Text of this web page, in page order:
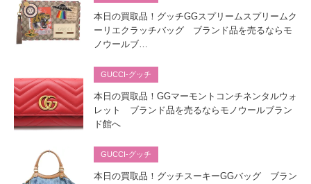
本日の買取品！グッチGGスプリームスプリームク
ーリエクラッチバッグ ブランド品を売るならモ
ノウールブ…
GUCCI-グッチ
本日の買取品！GGマーモントコンチネンタルウォ
レット ブランド品を売るならモノウールブラン
ド館へ
GUCCI-グッチ
本日の買取品！グッチスーキーGGバッグ ブラン